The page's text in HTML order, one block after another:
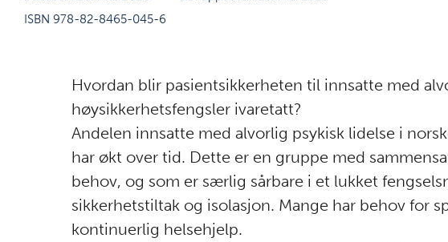
ISBN 978-82-8465-045-6
Hvordan blir pasientsikkerheten til innsatte med
høysikkerhetsfengsler ivaretatt?
Andelen innsatte med alvorlig psykisk lidelse i
har økt over tid. Dette er en gruppe med
behov, og som er særlig sårbare i et lukket
sikkerhetstiltak og isolasjon. Mange har behov for
kontinuerlig helsehjelp.